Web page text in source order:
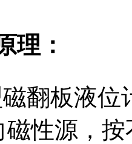
理：
翻板液位
性源，